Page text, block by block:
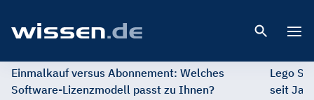
Einmalkauf versus Abonnement: Welches
Software-Lizenzmodell passt zu Ihnen?
Lego
seit